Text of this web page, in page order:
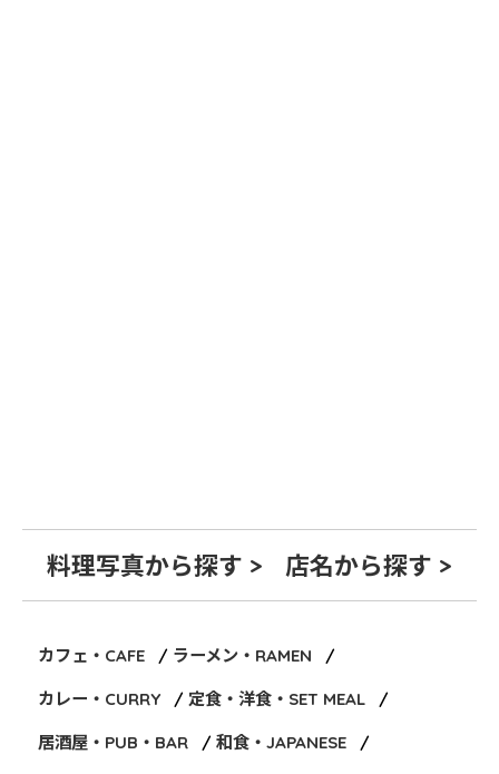
料理写真から探す > 店名から探す >
カフェ・CAFE ラーメン・RAMEN
カレー・CURRY 定食・洋食・SET MEAL
居酒屋・PUB・BAR 和食・JAPANESE